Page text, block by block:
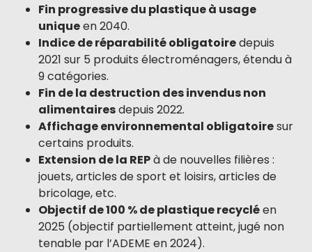
Fin progressive du plastique à usage
uniqueen 2040.
Indice de réparabilité obligatoiredepuis
2021 sur 5 produits électroménagers, étendu à
9 catégories.
Fin de la destruction des invendus non
alimentairesdepuis 2022.
Affichage environnemental obligatoiresur
certains produits.
Extension de la REPà de nouvelles filières :
jouets, articles de sport et loisirs, articles de
bricolage, etc.
Objectif de 100 % de plastique recycléen
2025 (objectif partiellement atteint, jugé non
tenable par l’ADEME en 2024).